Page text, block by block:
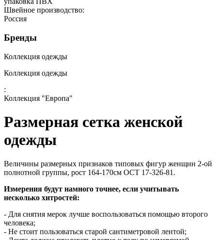
Швейное производство:
Россия
Бренды
Коллекция одежды
Коллекция одежды
:
Коллекция "Европа"
Размерная сетка женской
одежды
Величины размерных признаков типовых фигур женщин 2-ой
полнотной группы, рост 164-170см ОСТ 17-326-81.
Измерения будут намного точнее, если учитывать
несколько хитростей:
- Для снятия мерок лучше воспользоваться помощью второго
человека;
- Не стоит пользоваться старой сантиметровой лентой;